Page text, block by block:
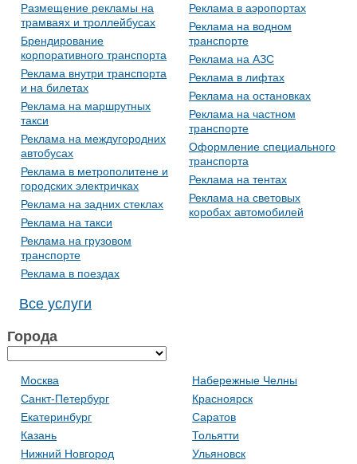
Размещение рекламы на
трамваях и троллейбусах
Брендирование
корпоративного транспорта
Реклама внутри транспорта
и на билетах
Реклама на маршрутных
такси
Реклама на междугородних
автобусах
Реклама в метрополитене и
городских электричках
Реклама на задних стеклах
Реклама на такси
Реклама на грузовом
транспорте
Реклама в поездах
Реклама в аэропортах
Реклама на водном
транспорте
Реклама на АЗС
Реклама в лифтах
Реклама на остановках
Реклама на частном
транспорте
Оформление специального
транспорта
Реклама на тентах
Реклама на световых
коробах автомобилей
Все услуги
Города
Москва
Санкт-Петербург
Екатеринбург
Казань
Нижний Новгород
Набережные Челны
Красноярск
Саратов
Тольятти
Ульяновск